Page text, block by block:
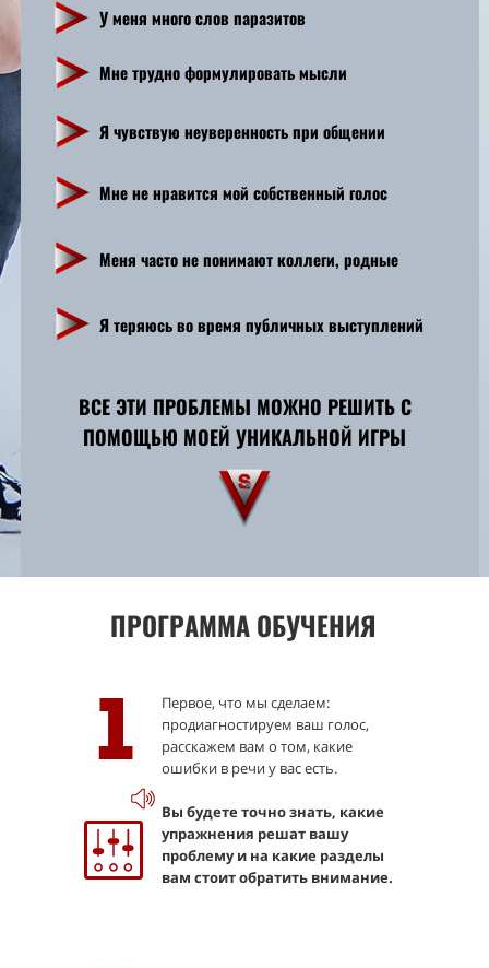
Мне трудно формулировать мысли
Мне не нравится мой собственный голос
Меня часто не понимают коллеги, родные
Я теряюсь во время публичных выступлений
У меня много слов паразитов
Я чувствую неуверенность при общении
ВСЕ ЭТИ ПРОБЛЕМЫ МОЖНО РЕШИТЬ С
ПОМОЩЬЮ МОЕЙ УНИКАЛЬНОЙ ИГРЫ
Первое, что мы сделаем:
продиагностируем ваш голос,
расскажем вам о том, какие
ошибки в речи у вас есть.
Вы будете точно знать, какие
упражнения решат вашу
проблему и на какие разделы
вам стоит обратить внимание.
1
ПРОГРАММА ОБУЧЕНИЯ